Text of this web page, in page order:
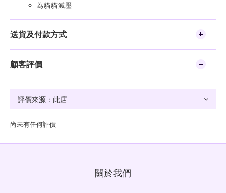
為貓貓減壓
送貨及付款方式
顧客評價
尚未有任何評價
關於我們